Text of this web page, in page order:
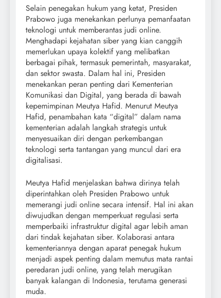
Selain penegakan hukum yang ketat, Presiden
Prabowo juga menekankan perlunya pemanfaatan
teknologi untuk memberantas judi online.
Menghadapi kejahatan siber yang kian canggih
memerlukan upaya kolektif yang melibatkan
berbagai pihak, termasuk pemerintah, masyarakat,
dan sektor swasta. Dalam hal ini, Presiden
menekankan peran penting dari Kementerian
Komunikasi dan Digital, yang berada di bawah
kepemimpinan Meutya Hafid. Menurut Meutya
Hafid, penambahan kata “digital” dalam nama
kementerian adalah langkah strategis untuk
menyesuaikan diri dengan perkembangan
teknologi serta tantangan yang muncul dari era
digitalisasi.
Meutya Hafid menjelaskan bahwa dirinya telah
diperintahkan oleh Presiden Prabowo untuk
memerangi judi online secara intensif. Hal ini akan
diwujudkan dengan memperkuat regulasi serta
memperbaiki infrastruktur digital agar lebih aman
dari tindak kejahatan siber. Kolaborasi antara
kementeriannya dengan aparat penegak hukum
menjadi aspek penting dalam memutus mata rantai
peredaran judi online, yang telah merugikan
banyak kalangan di Indonesia, terutama generasi
muda.